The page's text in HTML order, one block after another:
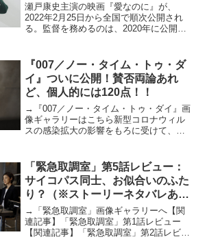
瀬戸康史主演の映画『愛なのに』が、
2022年2月25日から全国で順次公開され
る。監督を務めるのは、2020年に公開さ
秀夫。脚本は、『愛がなんだ』
（2018）、『アイネク...
『007／ノー・タイム・トゥ・ダ
イ』ついに公開！賛否両論あれ
ど、個人的には120点！！
→『007／ノー・タイム・トゥ・ダイ』画
像ギャラリーはこちら新型コロナウィル
スの感染拡大の影響をもろに受けて、当
ダイ』が公開されました。シリーズ25作
目というメモ...
「緊急取調室」第5話レビュー：
サイコパス同士、お似合いのふた
り？（※ストーリーネタバレあ
り）
→「緊急取調室」画像ギャラリーへ【関
連記事】「緊急取調室」第1話レビュー
【関連記事】「緊急取調室」第2話レビュ